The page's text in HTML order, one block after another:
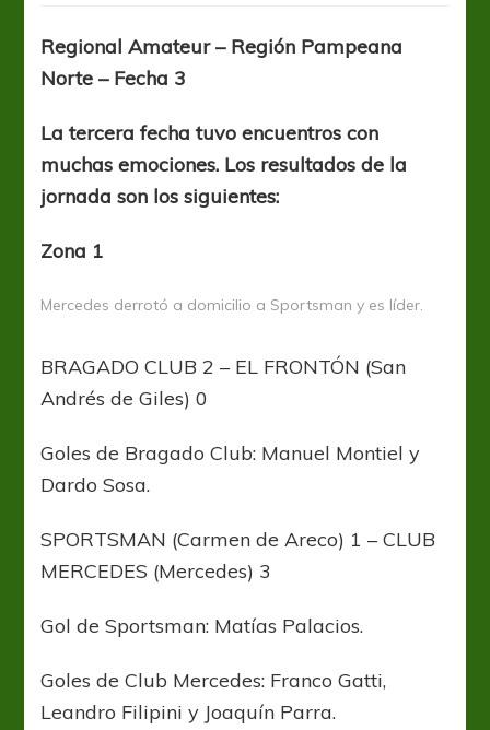
goles
Pampeana
Norte
Regional Amateur – Región Pampeana
Norte – Fecha 3
La tercera fecha tuvo encuentros con
muchas emociones. Los resultados de la
jornada son los siguientes:
Zona 1
Mercedes derrotó a domicilio a Sportsman y es líder.
BRAGADO CLUB 2 – EL FRONTÓN (San
Andrés de Giles) 0
Goles de Bragado Club: Manuel Montiel y
Dardo Sosa.
SPORTSMAN (Carmen de Areco) 1 – CLUB
MERCEDES (Mercedes) 3
Gol de Sportsman: Matías Palacios.
Goles de Club Mercedes: Franco Gatti,
Leandro Filipini y Joaquín Parra.